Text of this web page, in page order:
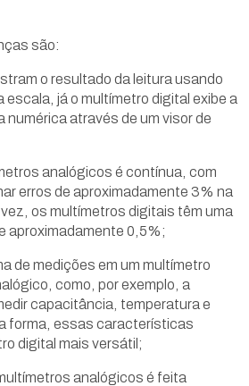
são:
o resultado da leitura usando
escala, já o multímetro digital exibe a
numérica através de um visor de
analógicos é contínua, com
erros de aproximadamente 3% na
os multímetros digitais têm uma
aproximadamente 0,5%;
de medições em um multímetro
como, por exemplo, a
capacitância, temperatura e
forma, essas características
digital mais versátil;
analógicos é feita